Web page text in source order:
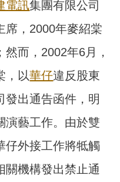
電訊集團有限公司
席，2000年麥紹棠
而，2002年6月，
，以華仔違反股東
發出通告函件，明
演藝工作。由於雙
仔外接工作將牴觸
關機構發出禁止通